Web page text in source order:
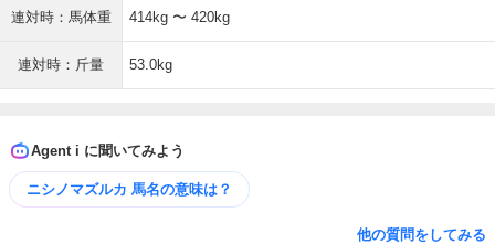
連対時：馬体重 414kg 〜 420kg
連対時：斤量 53.0kg
Agent i に聞いてみよう
ニシノマズルカ 馬名の意味は？
他の質問をしてみる